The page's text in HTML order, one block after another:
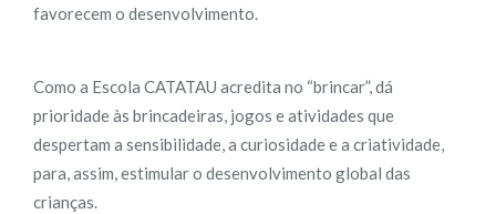
favorecem o desenvolvimento.
Como a Escola CATATAU acredita no “brincar”, dá
prioridade às brincadeiras, jogos e atividades que
despertam a sensibilidade, a curiosidade e a criatividade,
para, assim, estimular o desenvolvimento global das
crianças.